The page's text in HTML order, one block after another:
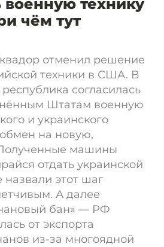
военную технику
чём тут
отменил решение
техники в США. В
согласилась
Штатам военную
и украинского
на новую,
машины
отдать украинской
этот шаг
А далее
бан» — РФ
от экспорта
из-за многоядной